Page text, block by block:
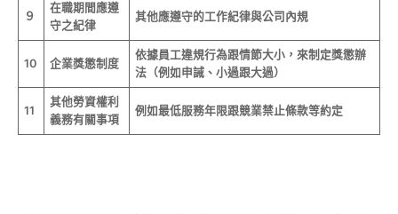
９
在職期間應遵
守之紀律
其他應遵守的工作紀律與公司內規
10 企業獎懲制度
依據員工違規行為跟情節大小，來制定獎懲辦
法（例如申誡、小過跟大過）
11
其他勞資權利
義務有關事項
例如最低服務年限跟競業禁止條款等約定